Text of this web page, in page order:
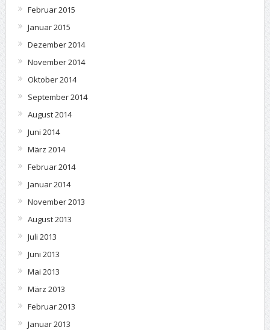
Februar 2015
Januar 2015
Dezember 2014
November 2014
Oktober 2014
September 2014
August 2014
Juni 2014
März 2014
Februar 2014
Januar 2014
November 2013
August 2013
Juli 2013
Juni 2013
Mai 2013
März 2013
Februar 2013
Januar 2013